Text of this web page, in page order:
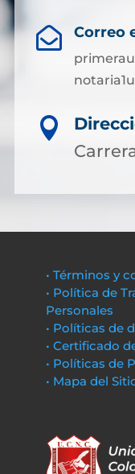
 Correo

• Términos y
• Política de
Personales
• Políticas de
• Certificado
• Políticas de
• Mapa del